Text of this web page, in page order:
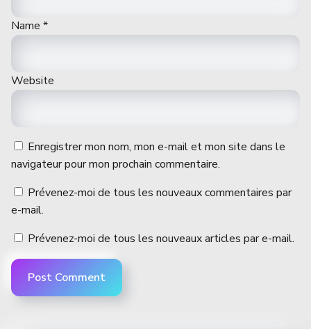
Name *
Website
Enregistrer mon nom, mon e-mail et mon site dans le
navigateur pour mon prochain commentaire.
Prévenez-moi de tous les nouveaux commentaires par
e-mail.
Prévenez-moi de tous les nouveaux articles par e-mail.